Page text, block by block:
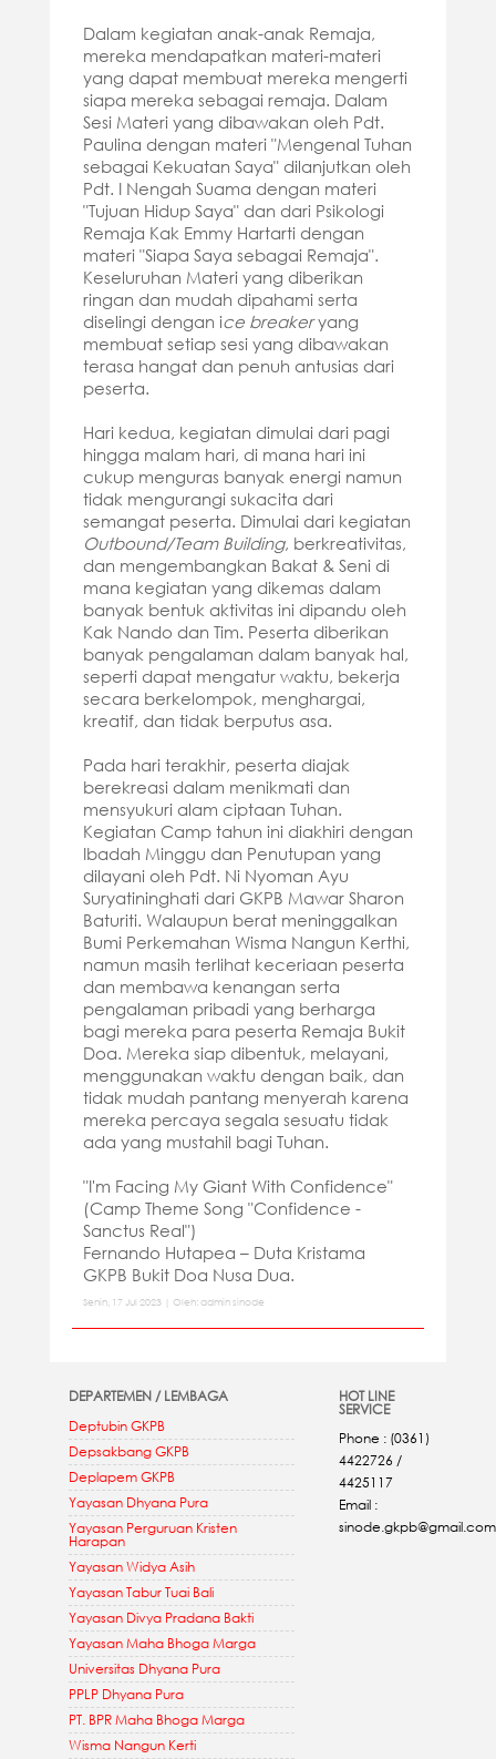
Dalam kegiatan anak-anak Remaja,
mereka mendapatkan materi-materi
yang dapat membuat mereka mengerti
siapa mereka sebagai remaja. Dalam
Sesi Materi yang dibawakan oleh Pdt.
Paulina dengan materi "Mengenal Tuhan
sebagai Kekuatan Saya" dilanjutkan oleh
Pdt. I Nengah Suama dengan materi
"Tujuan Hidup Saya" dan dari Psikologi
Remaja Kak Emmy Hartarti dengan
materi "Siapa Saya sebagai Remaja".
Keseluruhan Materi yang diberikan
ringan dan mudah dipahami serta
diselingi dengan ice breakeryang
membuat setiap sesi yang dibawakan
terasa hangat dan penuh antusias dari
peserta.
Hari kedua, kegiatan dimulai dari pagi
hingga malam hari, di mana hari ini
cukup menguras banyak energi namun
tidak mengurangi sukacita dari
semangat peserta. Dimulai dari kegiatan
Outbound/Team Building, berkreativitas,
dan mengembangkan Bakat & Seni di
mana kegiatan yang dikemas dalam
banyak bentuk aktivitas ini dipandu oleh
Kak Nando dan Tim. Peserta diberikan
banyak pengalaman dalam banyak hal,
seperti dapat mengatur waktu, bekerja
secara berkelompok, menghargai,
kreatif, dan tidak berputus asa.
Pada hari terakhir, peserta diajak
berekreasi dalam menikmati dan
mensyukuri alam ciptaan Tuhan.
Kegiatan Camp tahun ini diakhiri dengan
Ibadah Minggu dan Penutupan yang
dilayani oleh Pdt. Ni Nyoman Ayu
Suryatininghati dari GKPB Mawar Sharon
Baturiti. Walaupun berat meninggalkan
Bumi Perkemahan Wisma Nangun Kerthi,
namun masih terlihat keceriaan peserta
dan membawa kenangan serta
pengalaman pribadi yang berharga
bagi mereka para peserta Remaja Bukit
Doa. Mereka siap dibentuk, melayani,
menggunakan waktu dengan baik, dan
tidak mudah pantang menyerah karena
mereka percaya segala sesuatu tidak
ada yang mustahil bagi Tuhan.
"I'm Facing My Giant With Confidence"
(Camp Theme Song "Confidence -
Sanctus Real")
Fernando Hutapea – Duta Kristama
GKPB Bukit Doa Nusa Dua.
Senin, 17 Jul 2023 | Oleh: admin sinode
DEPARTEMEN / LEMBAGA
Deptubin GKPB
Depsakbang GKPB
Deplapem GKPB
Yayasan Dhyana Pura
Yayasan Perguruan Kristen
Harapan
Yayasan Widya Asih
Yayasan Tabur Tuai Bali
Yayasan Divya Pradana Bakti
Yayasan Maha Bhoga Marga
Universitas Dhyana Pura
PPLP Dhyana Pura
PT. BPR Maha Bhoga Marga
Wisma Nangun Kerti
HOT LINE
SERVICE
Phone : (0361)
4422726 /
4425117
Email :
sinode.gkpb@gmail.com